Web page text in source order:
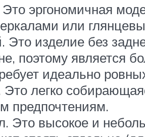
эргономичная
или
Это изделие без
поэтому является
идеально
легко
предпочтениям.
Это высокое и